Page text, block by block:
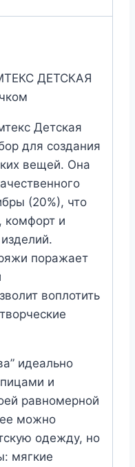
ДЕТСКАЯ
Детская
для создания
вещей. Она
(20%), что
комфорт и
поражает
воплотить
идеально
и
равномерной
можно
одежду, но
мягкие